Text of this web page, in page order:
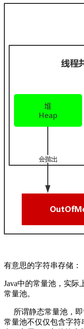
有意思的字符串存储：
Java中的常量池，实
常量池。
所谓静态常量池，即
常量池不仅仅包含字